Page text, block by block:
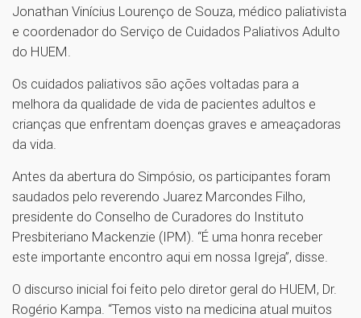
Jonathan Vinícius Lourenço de Souza, médico paliativista
e coordenador do Serviço de Cuidados Paliativos Adulto
do HUEM.
Os cuidados paliativos são ações voltadas para a
melhora da qualidade de vida de pacientes adultos e
crianças que enfrentam doenças graves e ameaçadoras
da vida.
Antes da abertura do Simpósio, os participantes foram
saudados pelo reverendo Juarez Marcondes Filho,
presidente do Conselho de Curadores do Instituto
Presbiteriano Mackenzie (IPM). “É uma honra receber
este importante encontro aqui em nossa Igreja”, disse.
O discurso inicial foi feito pelo diretor geral do HUEM, Dr.
Rogério Kampa. “Temos visto na medicina atual muitos